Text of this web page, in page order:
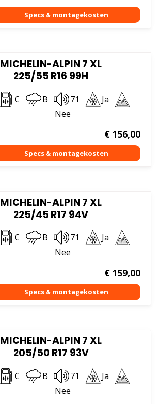
MICHELIN-ALPIN 7 XL
225/55 R16 99H
C B 71
Ja
Nee
€156,00
MICHELIN-ALPIN 7 XL
225/45 R17 94V
C B 71
Ja
Nee
€159,00
MICHELIN-ALPIN 7 XL
205/50 R17 93V
C B 71
Ja
Nee